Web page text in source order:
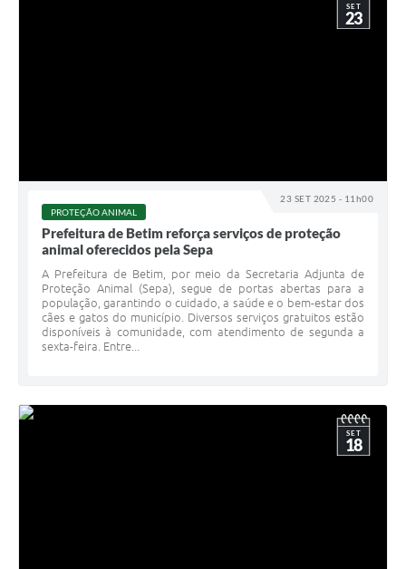
23 SET 2025 - 11h00
SET
23
PROTEÇÃO ANIMAL
Prefeitura de Betim reforça serviços de proteção
animal oferecidos pela Sepa
A Prefeitura de Betim, por meio da Secretaria Adjunta de
Proteção Animal (Sepa), segue de portas abertas para a
população, garantindo o cuidado, a saúde e o bem-estar dos
cães e gatos do município. Diversos serviços gratuitos estão
disponíveis à comunidade, com atendimento de segunda a
sexta-feira. Entre...
SET
18